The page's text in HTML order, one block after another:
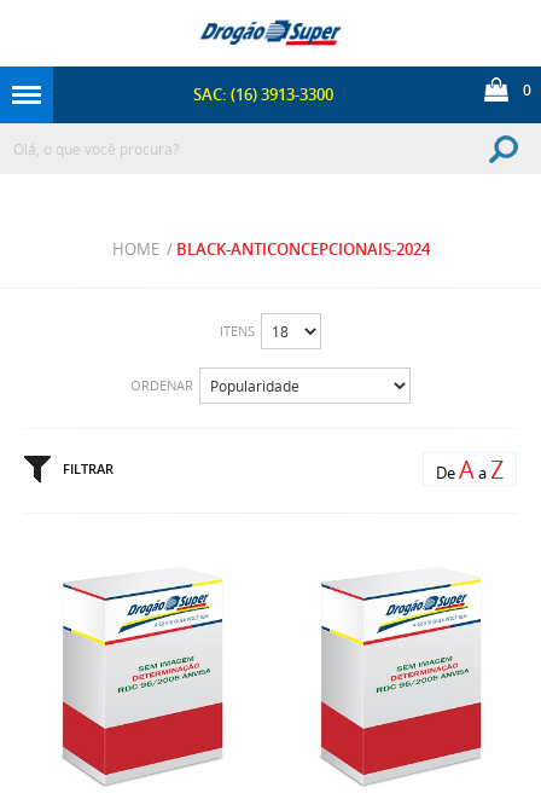
SAC: (16) 3913-3300 0
HOME/ BLACK-ANTICONCEPCIONAIS-2024
ITENS
ORDENAR
FILTRAR DeAaZ